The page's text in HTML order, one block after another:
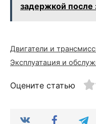
задержкой после
Двигатели и
Эксплуатация и
Оцените статью